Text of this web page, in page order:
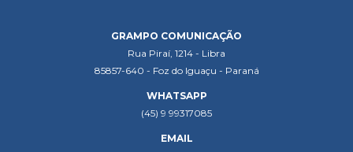
GRAMPO COMUNICAÇÃO
Rua Piraí, 1214 - Libra
85857-640 - Foz do Iguaçu - Paraná
WHATSAPP
(45) 9 99317085
EMAIL